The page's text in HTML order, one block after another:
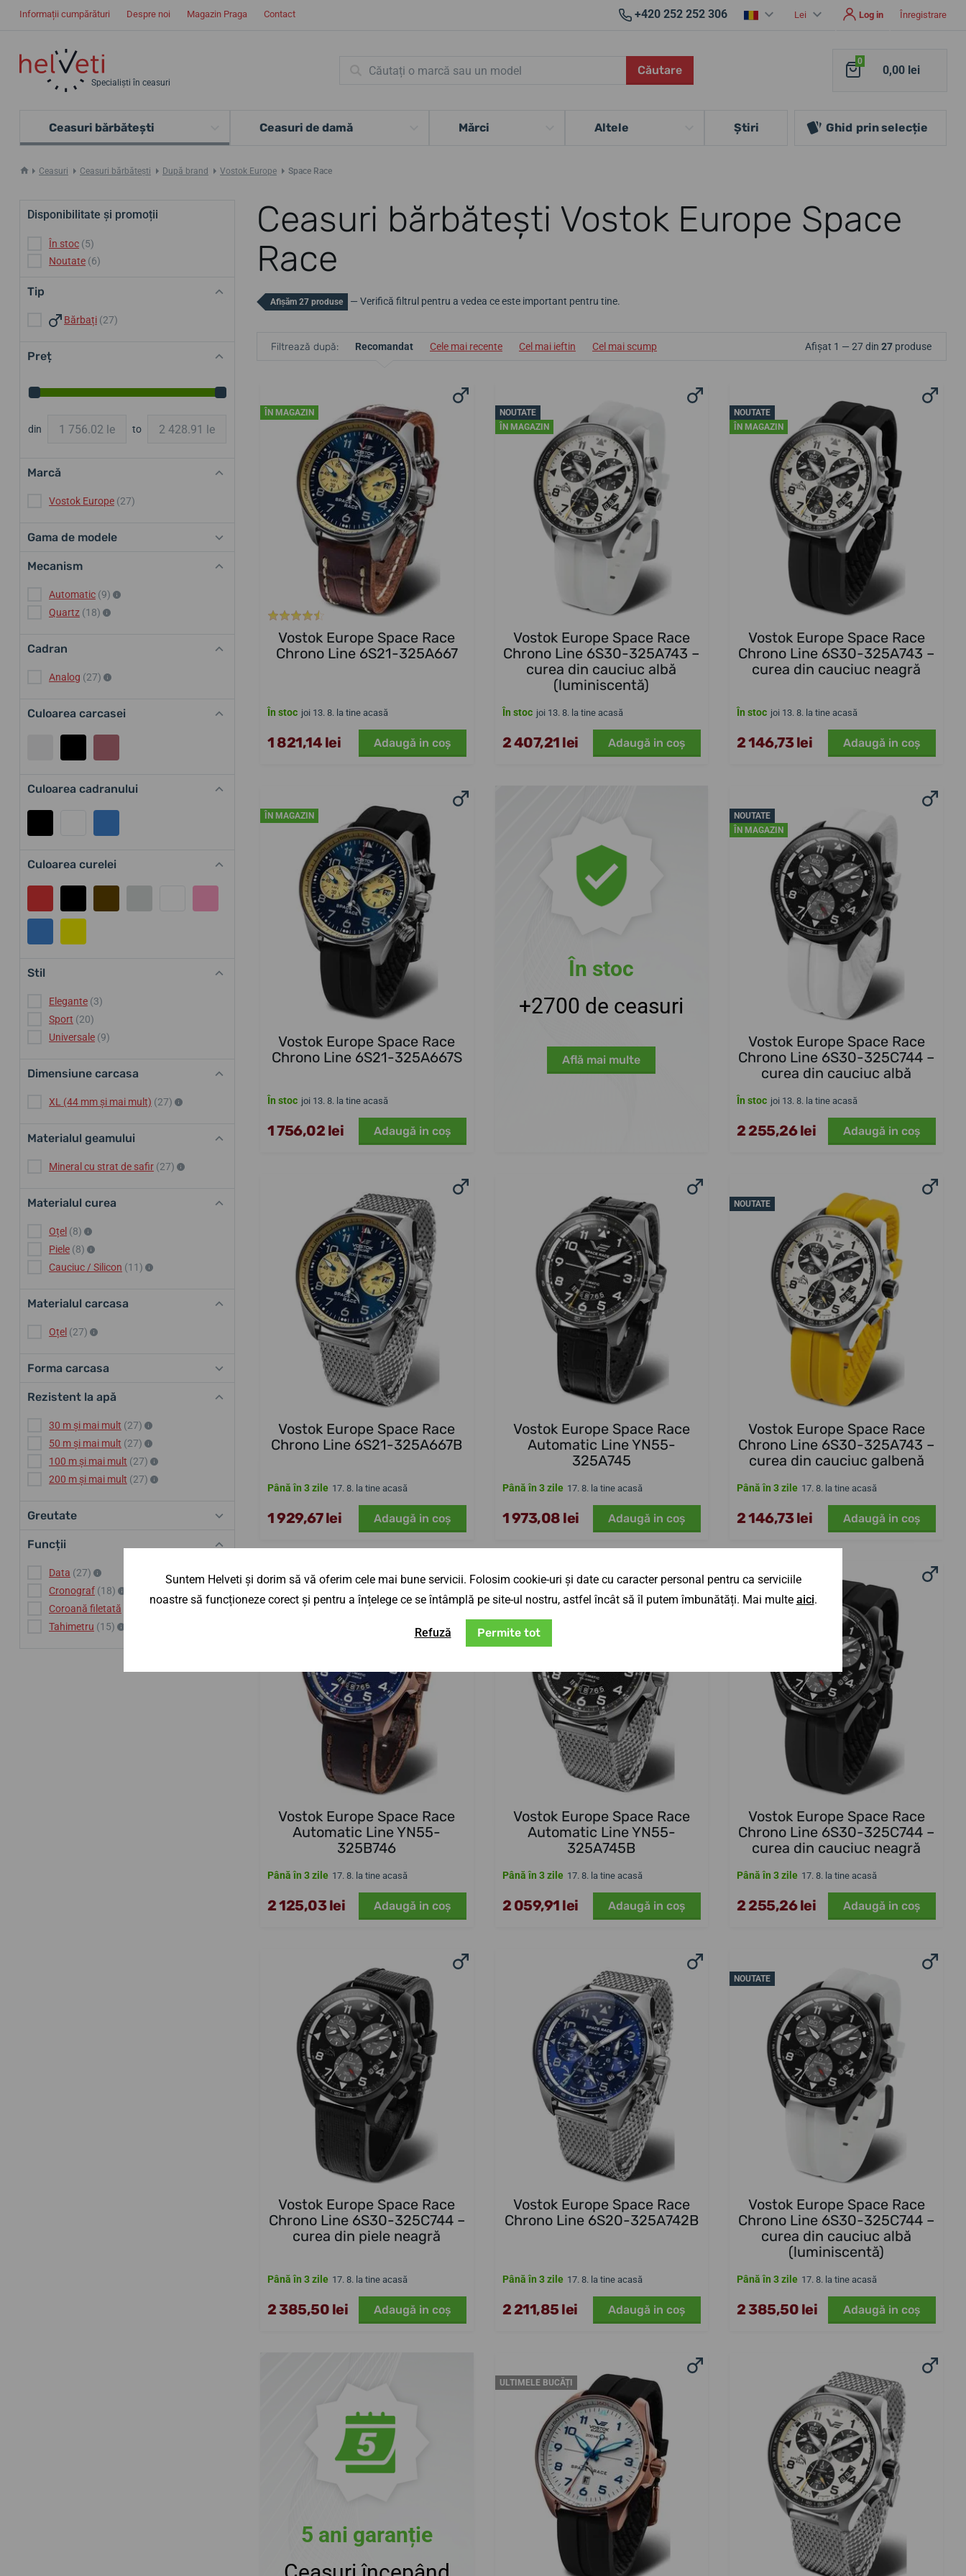
Informații cumpărături Despre noi Magazin Praga Contact +420 252 252 306 Lei Log in Înregistrare
Specialiști în ceasuri
Căutare
0
0,00 lei
Ceasuri bărbătești Ceasuri de damă Mărci Altele Ştiri Ghid prin selecție
Ceasuri Ceasuri bărbătești După brand Vostok Europe Space Race
Ceasuri bărbătești Vostok Europe Space
Race
Disponibilitate și promoții
În stoc (5)
Noutate (6)
Tip
Bărbați (27)
Preț
din to
Marcă
Vostok Europe (27)
Gama de modele
Mecanism
Automatic (9)
Quartz (18)
Cadran
Analog (27)
Culoarea carcasei
Culoarea cadranului
Culoarea curelei
Stil
Elegante (3)
Sport (20)
Universale (9)
Dimensiune carcasa
XL (44 mm și mai mult) (27)
Materialul geamului
Mineral cu strat de safir (27)
Materialul curea
Oțel (8)
Piele (8)
Cauciuc / Silicon (11)
Materialul carcasa
Oțel (27)
Forma carcasa
Rezistent la apă
30 m și mai mult (27)
50 m și mai mult (27)
100 m și mai mult (27)
200 m și mai mult (27)
Greutate
Funcții
Data (27)
Cronograf (18)
Coroană filetată
Tahimetru (15)
Afișăm 27 produse — Verifică filtrul pentru a vedea ce este important pentru tine.
Filtrează după: Recomandat Cele mai recente Cel mai ieftin Cel mai scump Afișat 1 — 27 din 27 produse
ÎN MAGAZIN
Vostok Europe Space Race
Chrono Line 6S21-325A667
În stoc joi 13. 8. la tine acasă
1 821,14 lei Adaugă in coş
NOUTATE
ÎN MAGAZIN
Vostok Europe Space Race
Chrono Line 6S30-325A743 –
curea din cauciuc albă
(luminiscentă)
În stoc joi 13. 8. la tine acasă
2 407,21 lei Adaugă in coş
NOUTATE
ÎN MAGAZIN
Vostok Europe Space Race
Chrono Line 6S30-325A743 –
curea din cauciuc neagră
În stoc joi 13. 8. la tine acasă
2 146,73 lei Adaugă in coş
ÎN MAGAZIN
Vostok Europe Space Race
Chrono Line 6S21-325A667S
În stoc joi 13. 8. la tine acasă
1 756,02 lei Adaugă in coş
În stoc
+2700 de ceasuri
Află mai multe
NOUTATE
ÎN MAGAZIN
Vostok Europe Space Race
Chrono Line 6S30-325C744 –
curea din cauciuc albă
În stoc joi 13. 8. la tine acasă
2 255,26 lei Adaugă in coş
Vostok Europe Space Race
Chrono Line 6S21-325A667B
Până în 3 zile 17. 8. la tine acasă
1 929,67 lei Adaugă in coş
Vostok Europe Space Race
Automatic Line YN55-
325A745
Până în 3 zile 17. 8. la tine acasă
1 973,08 lei Adaugă in coş
NOUTATE
Vostok Europe Space Race
Chrono Line 6S30-325A743 –
curea din cauciuc galbenă
Până în 3 zile 17. 8. la tine acasă
2 146,73 lei Adaugă in coş
Vostok Europe Space Race
Automatic Line YN55-
325B746
Până în 3 zile 17. 8. la tine acasă
2 125,03 lei Adaugă in coş
Vostok Europe Space Race
Automatic Line YN55-
325A745B
Până în 3 zile 17. 8. la tine acasă
2 059,91 lei Adaugă in coş
Vostok Europe Space Race
Chrono Line 6S30-325C744 –
curea din cauciuc neagră
Până în 3 zile 17. 8. la tine acasă
2 255,26 lei Adaugă in coş
Vostok Europe Space Race
Chrono Line 6S30-325C744 –
curea din piele neagră
Până în 3 zile 17. 8. la tine acasă
2 385,50 lei Adaugă in coş
Vostok Europe Space Race
Chrono Line 6S20-325A742B
Până în 3 zile 17. 8. la tine acasă
2 211,85 lei Adaugă in coş
NOUTATE
Vostok Europe Space Race
Chrono Line 6S30-325C744 –
curea din cauciuc albă
(luminiscentă)
Până în 3 zile 17. 8. la tine acasă
2 385,50 lei Adaugă in coş
5 ani garanție
ULTIMELE BUCĂȚI
Suntem Helveti și dorim să vă oferim cele mai bune servicii. Folosim cookie-uri și date cu caracter personal pentru ca serviciile
noastre să funcționeze corect și pentru a înțelege ce se întâmplă pe site-ul nostru, astfel încât să îl putem îmbunătăți. Mai multe aici.
Refuză Permite tot